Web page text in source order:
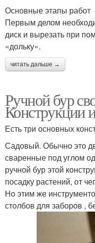
Основные этапы работ
Первым делом
диск и вырезать при
«дольку».
читать дальше →
Ручной бур
Конструкции
Есть три основных
Садовый. Обычно это
сваренные под углом
ручной бур этой
посадку растений, от
Но этим же
столбов для заборов ,